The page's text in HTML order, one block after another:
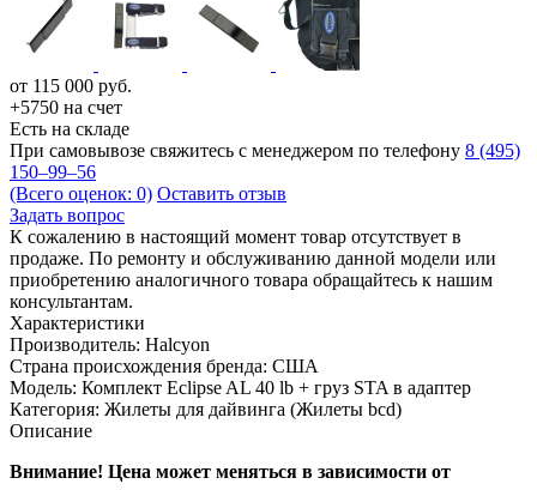
от 115 000 руб.
+5750 на счет
Есть на складе
При самовывозе свяжитесь с менеджером по телефону 8 (495)
150–99–56
(Всего оценок: 0) Оставить отзыв
Задать вопрос
К сожалению в настоящий момент товар отсутствует в
продаже. По ремонту и обслуживанию данной модели или
приобретению аналогичного товара обращайтесь к нашим
консультантам.
Характеристики
Производитель: Halcyon
Страна происхождения бренда: США
Модель: Комплект Eclipse AL 40 lb + груз STA в адаптер
Категория: Жилеты для дайвинга (Жилеты bcd)
Описание
Внимание! Цена может меняться в зависимости от